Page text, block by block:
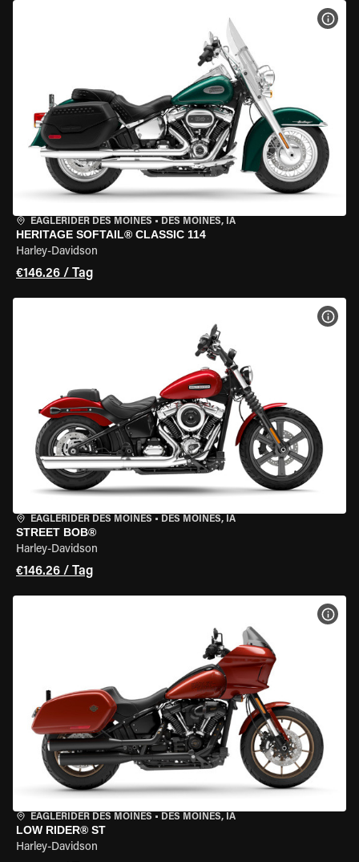
EAGLERIDER DES MOINES • DES MOINES, IA
HERITAGE SOFTAIL® CLASSIC 114
Harley-Davidson
€146.26 / Tag
EAGLERIDER DES MOINES • DES MOINES, IA
STREET BOB®
Harley-Davidson
€146.26 / Tag
EAGLERIDER DES MOINES • DES MOINES, IA
LOW RIDER® ST
Harley-Davidson